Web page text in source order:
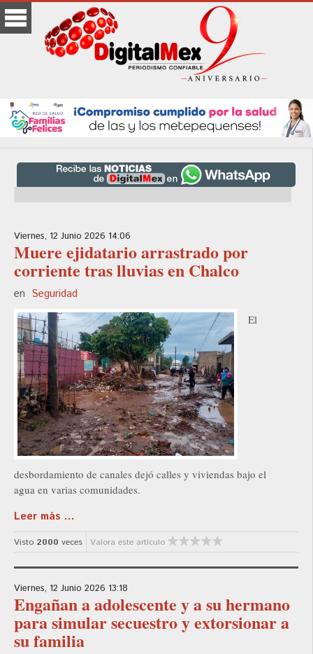
Viernes, 12 Junio 2026 14:06
Muere ejidatario arrastrado por
corriente tras lluvias en Chalco
en Seguridad
El
desbordamiento de canales dejó calles y viviendas bajo el
agua en varias comunidades.
Leer más ...
Visto 2000 veces Valora este artículo
Viernes, 12 Junio 2026 13:18
Engañan a adolescente y a su hermano
para simular secuestro y extorsionar a
su familia